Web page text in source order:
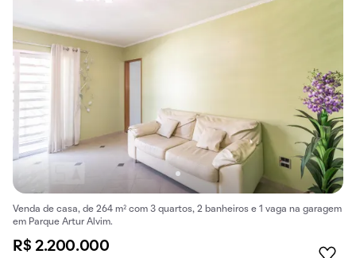
Venda de casa, de 264 m² com 3 quartos, 2 banheiros e 1 vaga na garagem
em Parque Artur Alvim.
R$ 2.200.000